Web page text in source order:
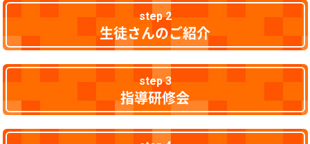
step 2
生徒さんのご紹介
step 3
指導研修会